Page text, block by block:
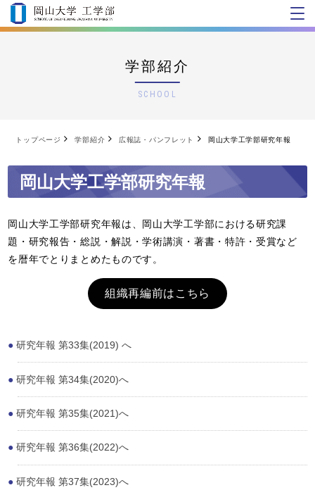
学部紹介
SCHOOL
トップページ 学部紹介 広報誌・パンフレット 岡山大学工学部研究年報
岡山大学工学部研究年報
岡山大学工学部研究年報は、岡山大学工学部における研究課
題・研究報告・総説・解説・学術講演・著書・特許・受賞など
を暦年でとりまとめたものです。
組織再編前はこちら
研究年報 第33集(2019) へ
研究年報 第34集(2020)へ
研究年報 第35集(2021)へ
研究年報 第36集(2022)へ
研究年報 第37集(2023)へ